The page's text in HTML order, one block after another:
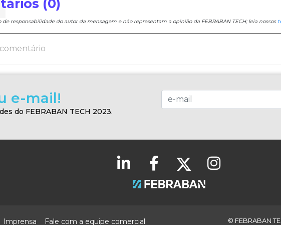
(0)
de responsabilidade do autor da mensagem e não representam a opinião da FEBRABAN TECH; leia nossos
e-mail!
do FEBRABAN TECH 2023.
Imprensa Fale com a equipe comercial © FEBRABAN